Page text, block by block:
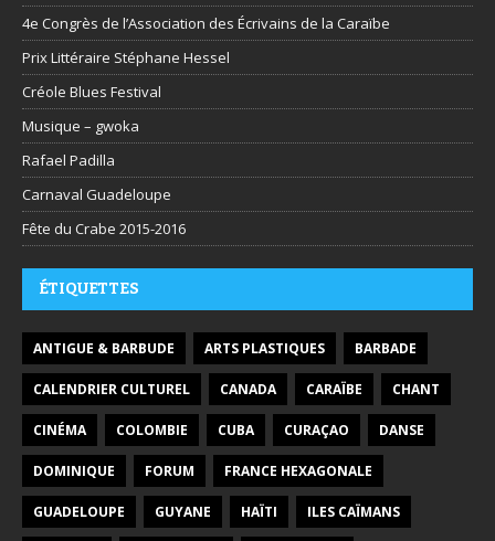
4e Congrès de l’Association des Écrivains de la Caraïbe
Prix Littéraire Stéphane Hessel
Créole Blues Festival
Musique – gwoka
Rafael Padilla
Carnaval Guadeloupe
Fête du Crabe 2015-2016
ÉTIQUETTES
ANTIGUE & BARBUDE ARTS PLASTIQUES BARBADE
CALENDRIER CULTUREL CANADA CARAÏBE CHANT
CINÉMA COLOMBIE CUBA CURAÇAO DANSE
DOMINIQUE FORUM FRANCE HEXAGONALE
GUADELOUPE GUYANE HAÏTI ILES CAÏMANS